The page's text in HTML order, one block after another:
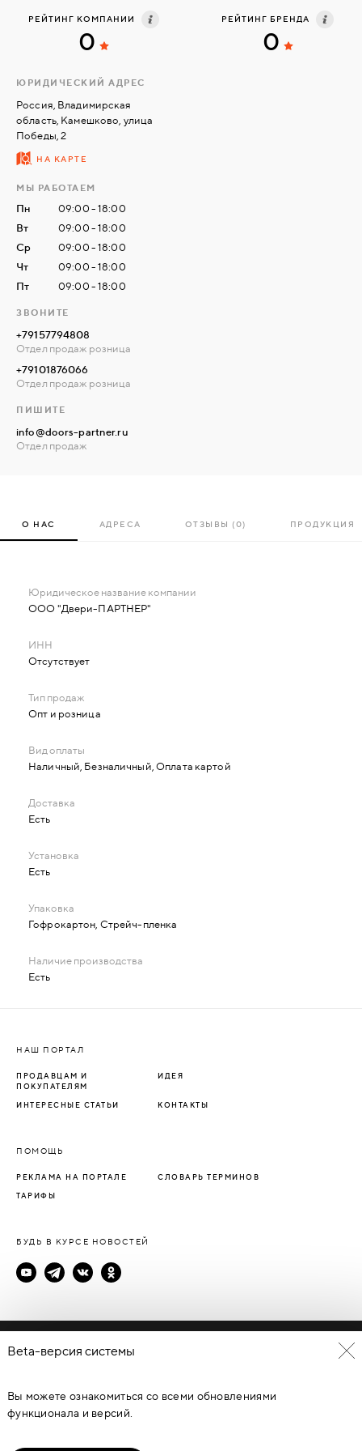
СВЯЗАТЬСЯ
ВОЙТИ
производимых моделей.
Каждому клиенту гарантируем индивидуальный подход.
РЕЙТИНГ КОМПАНИИ
0
РЕЙТИНГ БРЕНДА
0
ЮРИДИЧЕСКИЙ АДРЕС
Россия, Владимирская
область, Камешково, улица
Победы, 2
НА КАРТЕ
МЫ РАБОТАЕМ
Пн
09:00 - 18:00
Вт
09:00 - 18:00
Ср
09:00 - 18:00
Чт
09:00 - 18:00
Пт
09:00 - 18:00
ЗВОНИТЕ
+79157794808
Отдел продаж розница
+79101876066
Отдел продаж розница
ПИШИТЕ
info@doors-partner.ru
Отдел продаж
О НАС АДРЕСА ОТЗЫВЫ (0) ПРОДУКЦИЯ
ООО "Двери-ПАРТНЕР"
Отсутствует
Опт и розница
Наличный, Безналичный, Оплата картой
Есть
Есть
Гофрокартон, Стрейч-пленка
Есть
НАШ ПОРТАЛ
ПРОДАВЦАМ И
ПОКУПАТЕЛЯМ
ИДЕЯ
ИНТЕРЕСНЫЕ СТАТЬИ КОНТАКТЫ
ПОМОЩЬ
РЕКЛАМА НА ПОРТАЛЕ СЛОВАРЬ ТЕРМИНОВ
ТАРИФЫ
БУДЬ В КУРСЕ НОВОСТЕЙ
Политика конфиденциальности
© Каталог дверей - DverProf, 2021-2026Материалы сайта
являются объектами авторского права. Запрещается
копирование, распространение, любое использование
ФЕДЕРАЦИИ ОТ 09.07.93Г. №5351-1 “ОБ АВТОРСКОМ ПРАВЕ И
Beta-версия системы
Вы можете ознакомиться со всеми обновлениями
функционала и версий.